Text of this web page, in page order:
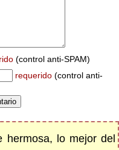
(control anti-SPAM)
requerido (control anti-
hermosa, lo mejor del